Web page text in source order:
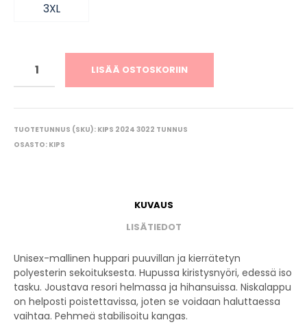
3XL
LISÄÄ OSTOSKORIIN
TUOTETUNNUS (SKU): KIPS 2024 3022 TUNNUS
OSASTO: KIPS
KUVAUS
LISÄTIEDOT
Unisex-mallinen huppari puuvillan ja kierrätetyn
polyesterin sekoituksesta. Hupussa kiristysnyöri, edessä iso
tasku. Joustava resori helmassa ja hihansuissa. Niskalappu
on helposti poistettavissa, joten se voidaan haluttaessa
vaihtaa. Pehmeä stabilisoitu kangas.